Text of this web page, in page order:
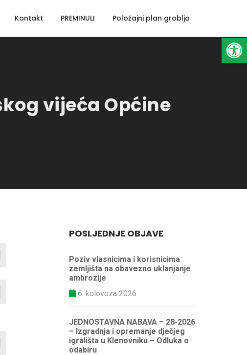
Open toolbar
Kontakt PREMINULI Položajni plan groblja
vijeća Općine
POSLJEDNJE OBJAVE
Poziv vlasnicima i korisnicima
zemljišta na obavezno uklanjanje
ambrozije
6. kolovoza 2026.
JEDNOSTAVNA NABAVA – 28-2026
– Izgradnja i opremanje dječjeg
igrališta u Klenovniku – Odluka o
odabiru